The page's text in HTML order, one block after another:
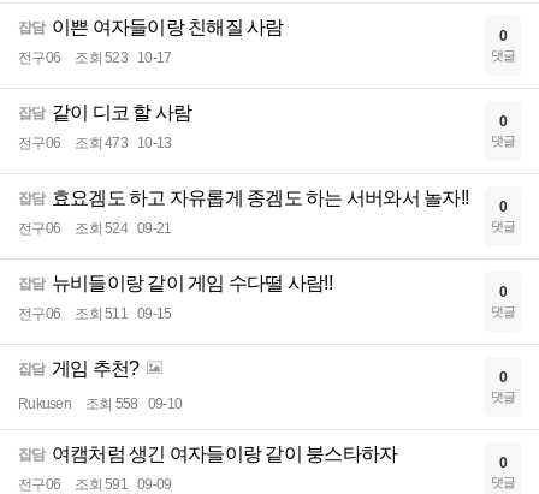
잡담 이쁜 여자들이랑 친해질 사람
전구06 조회 523 10-17
0
댓글
잡담 같이 디코 할 사람
전구06 조회 473 10-13
0
댓글
잡담 효요겜도 하고 자유롭게 종겜도 하는 서버와서 놀자!!
전구06 조회 524 09-21
0
댓글
잡담 뉴비들이랑 같이 게임 수다떨 사람!!
전구06 조회 511 09-15
0
댓글
잡담 게임 추천?
Rukusen 조회 558 09-10
0
댓글
잡담 여캠처럼 생긴 여자들이랑 같이 붕스타하자
전구06 조회 591 09-09
0
댓글